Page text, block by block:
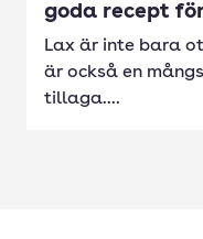
goda recept
Lax är inte bara
är också en
tillaga....